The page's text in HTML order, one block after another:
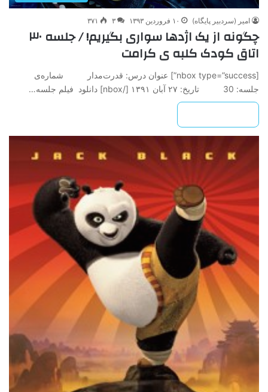
امیر (سردبیر پایگاه) ۱۰ فروردین ۱۳۹۳ ۳ ۳۷۱
چگونه از يک اژدها سواری بگيريم! / جلسه ۳۰
اتاق کودک کلبه ی کرامت
[nbox type=”success”] عنوان درس: قدرت‌مدار شماره‌ی
جلسه: 30 تاريخ: ۲۷ آبان ۱۳۹۱ ‌[/nbox] دانلود فیلم جلسه…